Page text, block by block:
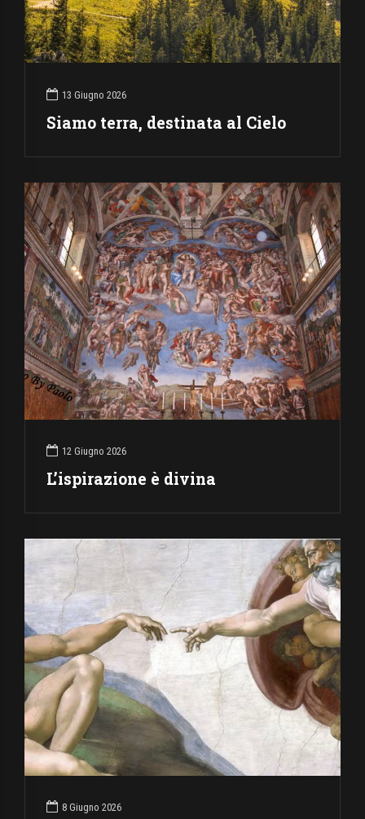
13 Giugno 2026
Siamo terra, destinata al Cielo
12 Giugno 2026
L’ispirazione è divina
8 Giugno 2026